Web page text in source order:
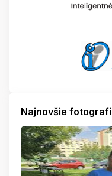
Najnovšie